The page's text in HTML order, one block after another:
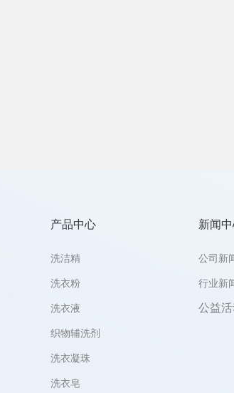
产品中心
洗洁精
洗衣粉
洗衣液
织物辅洗剂
洗衣凝珠
洗衣皂
新闻
公司新
行业新
公益